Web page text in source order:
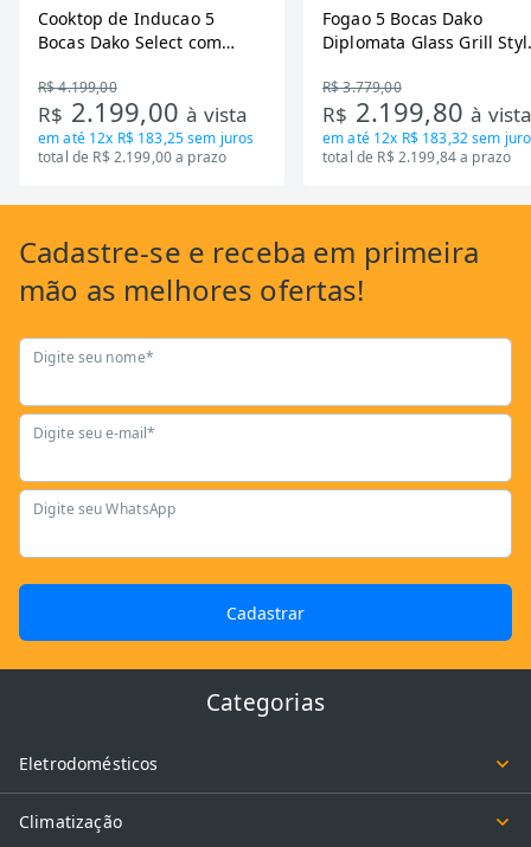
Cooktop de Inducao 5
Bocas Dako Select com
R$ 4.199,00
R$ 2.199,00à vista
em até 12x R$ 183,25sem juros
total de R$ 2.199,00 a prazo
Fogao 5 Bocas Dako
Diplomata Glass Grill
R$ 3.779,00
R$ 2.199,80à
em até 12x R$ 183,32sem
total de R$ 2.199,84 a prazo
Cadastre-se e receba em primeira
mão as melhores ofertas!
Digite seu nome*
Digite seu e-mail*
Digite seu WhatsApp
Cadastrar
Categorias
Eletrodomésticos
Climatização